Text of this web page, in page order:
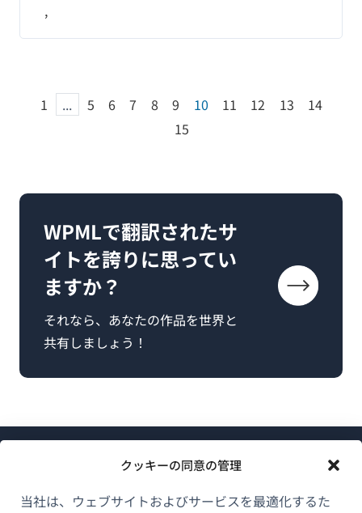
クッキーの同意の管理
当社は、ウェブサイトおよびサービスを最適化するた
,
1 ... 5 6 7 8 9 10 11 12 13
14
15
WPMLで翻訳されたサ
イトを誇りに思ってい
ますか？
それなら、あなたの作品を世界と
共有しましょう！